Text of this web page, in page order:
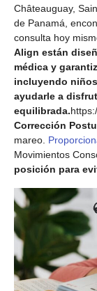
Châteauguay,
de Panamá,
consulta hoy
Align están
médica y
incluyendo
ayudarle a
equilibrada.
Corrección
mareo.
Movimientos
posición para